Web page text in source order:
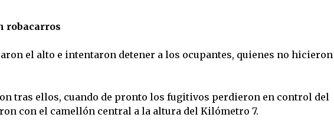
robacarros
el alto e intentaron detener a los ocupantes, quienes no hicieron
tras ellos, cuando de pronto los fugitivos perdieron en control del
con el camellón central a la altura del Kilómetro 7.